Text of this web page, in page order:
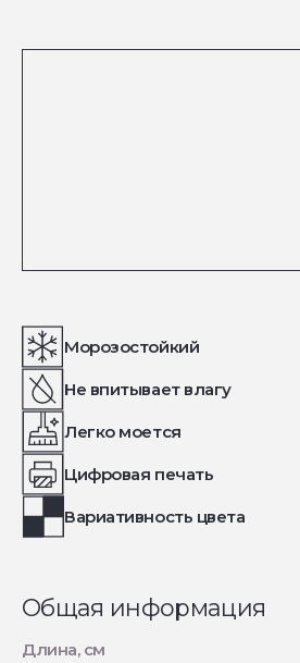
Морозостойкий
Не впитывает влагу
Легко моется
Цифровая печать
Вариативность цвета
Общая информация
Длина, см